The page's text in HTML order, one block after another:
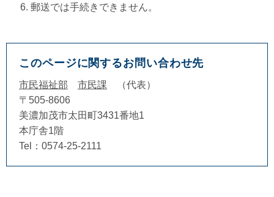
郵送では手続きできません。
このページに関するお問い合わせ先
市民福祉部 市民課
代表
〒505-8606
美濃加茂市太田町3431番地1
本庁舎1階
Tel：0574-25-2111